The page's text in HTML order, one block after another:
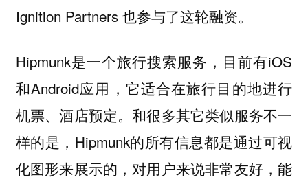
Ignition Partners 也参与了这轮融资。
Hipmunk是一个旅行搜索服务，目前有iOS
和Android应用，它适合在旅行目的地进行
机票、酒店预定。和很多其它类似服务不一
样的是，Hipmunk的所有信息都是通过可视
化图形来展示的，对用户来说非常友好，能